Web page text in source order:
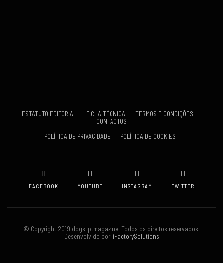
ESTATUTO EDITORIAL | FICHA TÉCNICA | TERMOS E CONDIÇÕES
|
CONTACTOS
POLÍTICA DE PRIVACIDADE
| POLÍTICA DE COOKIES
FACEBOOK YOUTUBE INSTAGRAM TWITTER
© Copyright 2019 dogs-ptmagazine. Todos os direitos reservados.
Desenvolvido poriFactorySolutions